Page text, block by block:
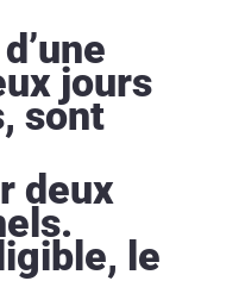
jours
sont
deux
le